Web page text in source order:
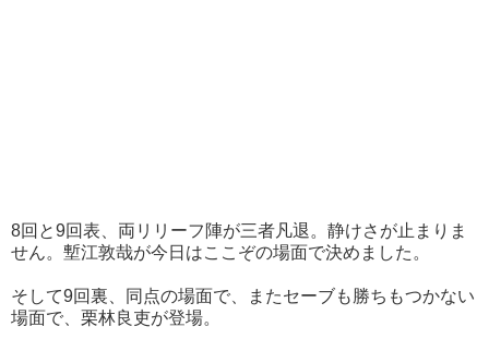
8回と9回表、両リリーフ陣が三者凡退。静けさが止まりま
せん。塹江敦哉が今日はここぞの場面で決めました。
そして9回裏、同点の場面で、またセーブも勝ちもつかない
場面で、栗林良吏が登場。